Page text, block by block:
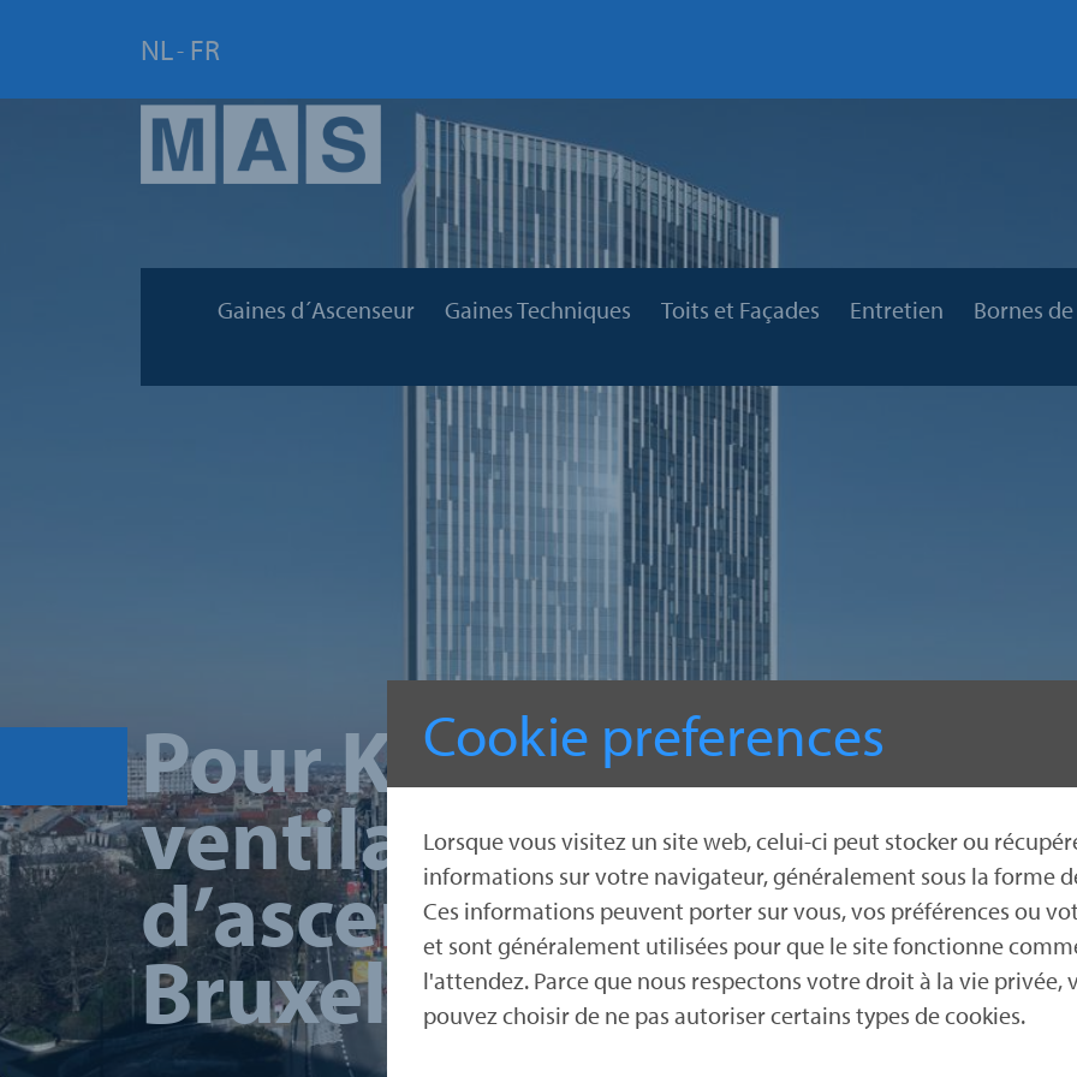
NL- FR
Gaines d´Ascenseur Gaines Techniques Toits et Façades Entretien Bornes
Pour Kone, nous avons
ventilation des trémies
d’ascenseur dans la
Bruxelles.
Cookie preferences
Lorsque vous visitez un site web, celui-ci peut stocker ou
informations sur votre navigateur, généralement sous la forme
Ces informations peuvent porter sur vous, vos préférences ou
et sont généralement utilisées pour que le site fonctionne
l'attendez. Parce que nous respectons votre droit à la vie privée,
pouvez choisir de ne pas autoriser certains types de cookies.